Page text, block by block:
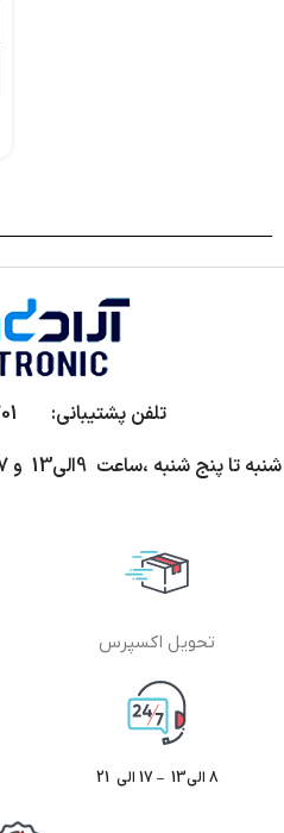
تلفن پشتیبانی: 09132365701
شنبه تا پنج شنبه ،ساعت 9الی13 و 17 الی 20 پاسخگوی شما هستیم
تحویل اکسپرس
8 الی13 – 17 الی 21